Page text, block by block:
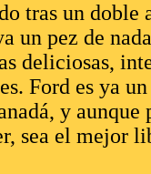
tras un doble
un pez de
deliciosas,
Ford es ya
y
sea el mejor